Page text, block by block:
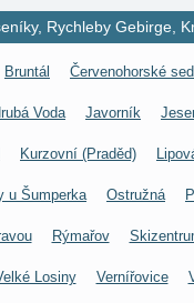
Rychleby Gebirge,
Bruntál Červenohorské
Voda Javorník
Kurzovní (Praděd)
u Šumperka Ostružná
Rýmařov
Losiny Vernířovice